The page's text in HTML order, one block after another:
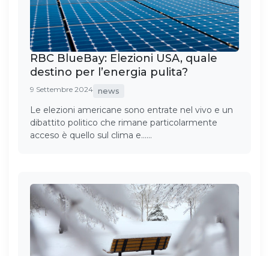
RBC BlueBay: Elezioni USA, quale
destino per l’energia pulita?
9 Settembre 2024 news
Le elezioni americane sono entrate nel vivo e un
dibattito politico che rimane particolarmente
acceso è quello sul clima e……